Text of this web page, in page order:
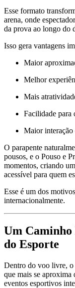
Esse formato
arena, onde
da prova ao longo do
Isso gera vantagens
Maior
Melhor
Mais
Facilidade para
Maior interação
O parapente
pousos, e o Pouso e
momentos, criando
acessível para quem
Esse é um dos
internacionalmente.
Um
do Esporte
Dentro do voo livre, o
que mais se aproxima
eventos esportivos